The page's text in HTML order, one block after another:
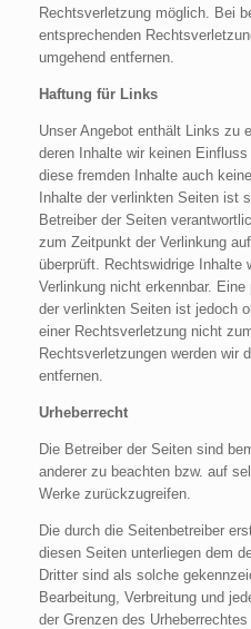
Rechtsverletzung möglich. Bei
entsprechenden
umgehend entfernen.
Haftung für Links
Unser Angebot enthält Links zu
deren Inhalte wir keinen
diese fremden Inhalte auch
Inhalte der verlinkten Seiten ist
Betreiber der Seiten
zum Zeitpunkt der Verlinkung
überprüft. Rechtswidrige Inhalte
Verlinkung nicht erkennbar.
der verlinkten Seiten ist jedoch
einer Rechtsverletzung nicht
Rechtsverletzungen werden wir
entfernen.
Urheberrecht
Die Betreiber der Seiten sind
anderer zu beachten bzw. auf
Werke zurückzugreifen.
Die durch die Seitenbetreiber
diesen Seiten unterliegen dem
Dritter sind als solche
Bearbeitung, Verbreitung und
der Grenzen des